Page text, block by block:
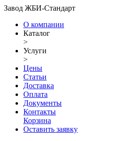
Завод ЖБИ-Стандарт
О компании
Каталог
>
Услуги
>
Цены
Статьи
Доставка
Оплата
Документы
Контакты
Корзина
Оставить заявку